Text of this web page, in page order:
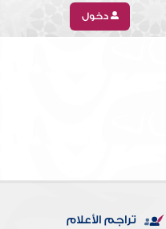
دخول
تراجم الأعلام